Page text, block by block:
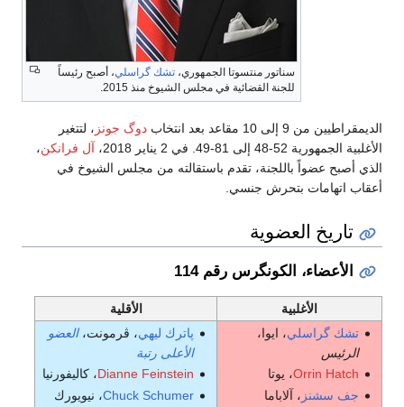
سناتور منتسوتا الجمهوري،تشك گراسلي، أصبح رئيساً
للجنة القضائية في مجلس الشيوخ منذ 2015.
الديمقراطيين من 9 إلى 10 مقاعد بعد انتخاب دوگ جونز، لتتغير
الأغلبية الجمهورية 52-48 إلى 81-49. في 2 يناير 2018،
آل فرانكن،
الذي أصبح عضواً باللجنة، تقدم باستقالته من مجلس الشيوخ في
أعقاب اتهامات بتحرش جنسي.
تاريخ العضوية
الأعضاء، الكونگرس رقم 114
الأغلبية
الأقلية
تشك گراسلي، ايوا،
الرئيس
Orrin Hatch، يوتا
جف سشنز، آلاباما
پاترك ليهي، ڤرمونت،العضو
الأعلى رتبة
Dianne Feinstein، كاليفورنيا
Chuck Schumer، نيويورك